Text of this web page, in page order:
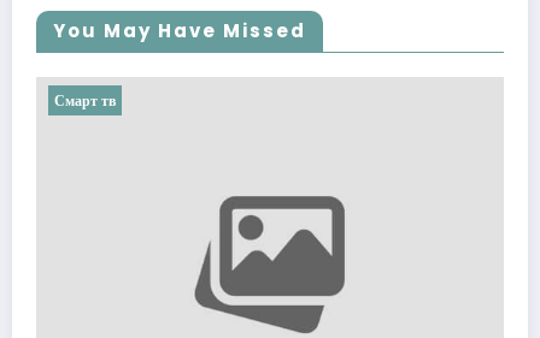
You May Have Missed
Смарт тв